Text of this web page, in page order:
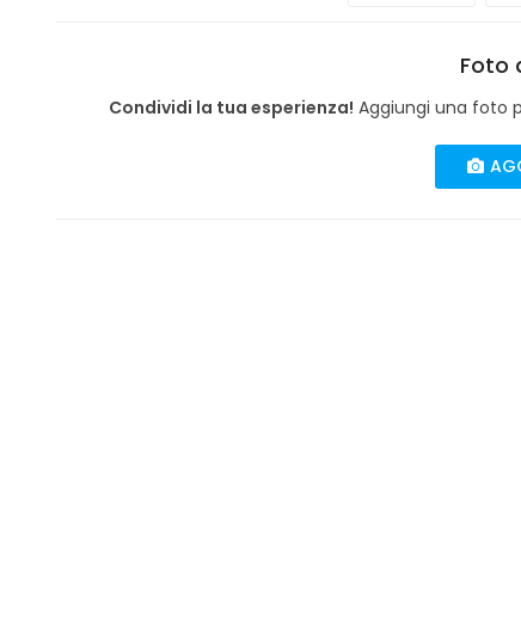
Foto
Condividi la tua esperienza! Aggiungi una foto